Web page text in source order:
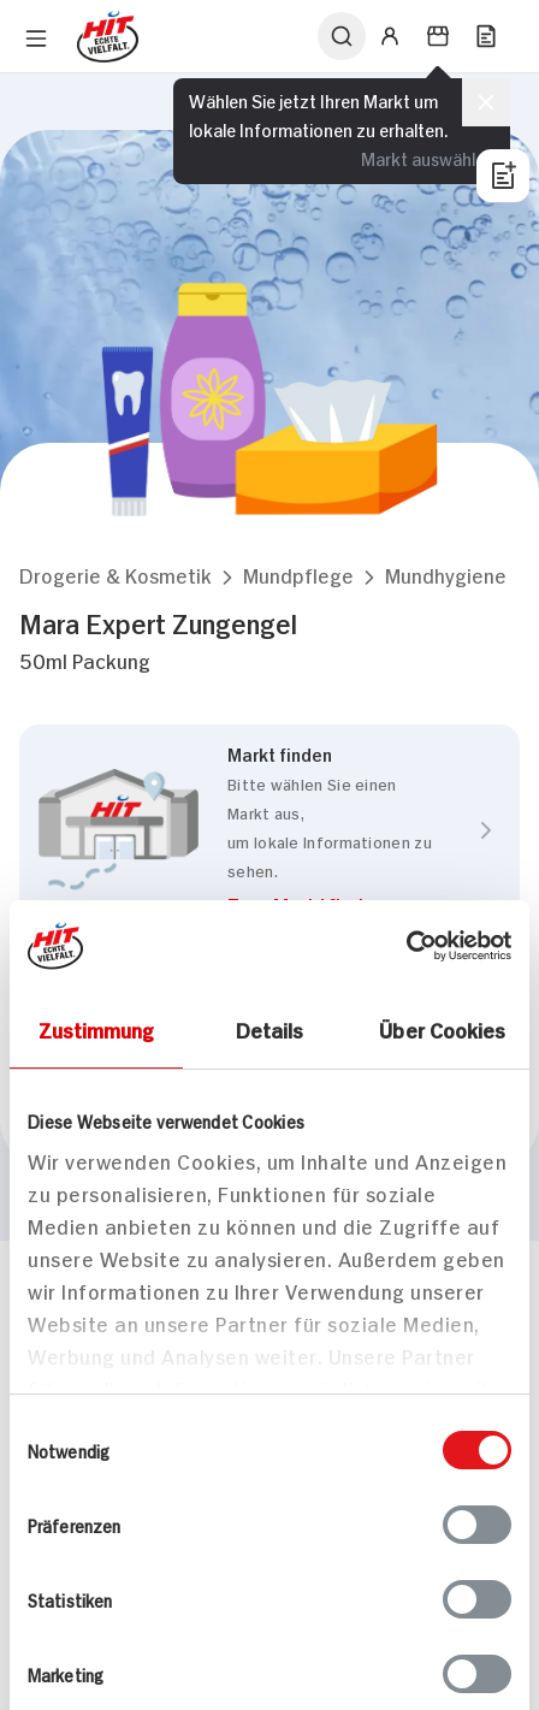
Zustimmung Details Über Cookies
Diese Webseite verwendet Cookies
Wir verwenden Cookies, um Inhalte und Anzeigen
zu personalisieren, Funktionen für soziale
Medien anbieten zu können und die Zugriffe auf
unsere Website zu analysieren. Außerdem geben
wir Informationen zu Ihrer Verwendung unserer
Website an unsere Partner für soziale Medien,
Werbung und Analysen weiter. Unsere Partner
führen diese Informationen möglicherweise mit
bereitgestellt haben oder die sie im Rahmen
Notwendig
Präferenzen
Statistiken
Marketing
Wählen Sie jetzt Ihren Markt um
lokale Informationen zu erhalten.
Markt auswählen
Drogerie & Kosmetik Mundpflege Mundhygiene
Mara Expert Zungengel
50ml Packung
Markt finden
Bitte wählen Sie einen
Markt aus,
um lokale Informationen zu
sehen.
Zum Marktfinder
Vegan
Mara Expert
Häufig gestellte Fragen
Mehr Informationen in unserem FAQ
kontakt
hit.de
Montag - Donnerstag: 9 bis 16 Uhr
Freitags: 9 bis 13 Uhr
Angebote & Coupons